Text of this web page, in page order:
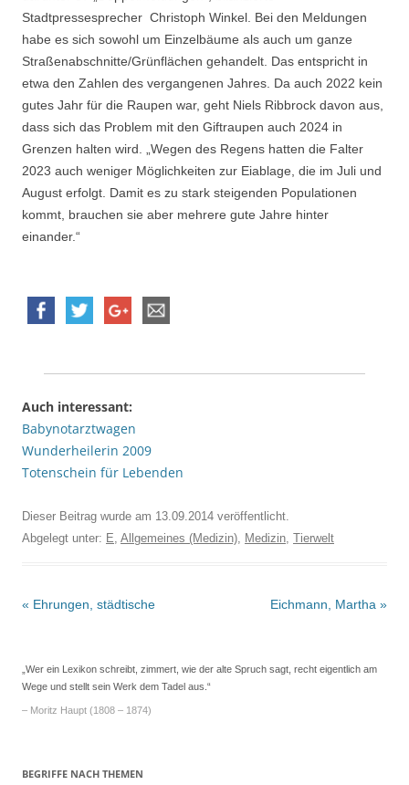
Stadtpressesprecher Christoph Winkel. Bei den Meldungen
habe es sich sowohl um Einzelbäume als auch um ganze
Straßenabschnitte/Grünflächen gehandelt. Das entspricht in
etwa den Zahlen des vergangenen Jahres. Da auch 2022 kein
gutes Jahr für die Raupen war, geht Niels Ribbrock davon aus,
dass sich das Problem mit den Giftraupen auch 2024 in
Grenzen halten wird. „Wegen des Regens hatten die Falter
2023 auch weniger Möglichkeiten zur Eiablage, die im Juli und
August erfolgt. Damit es zu stark steigenden Populationen
kommt, brauchen sie aber mehrere gute Jahre hinter
einander.“
Auch interessant:
Babynotarztwagen
Wunderheilerin 2009
Totenschein für Lebenden
Dieser Beitrag wurde am 13.09.2014 veröffentlicht.
Abgelegt unter: E, Allgemeines (Medizin), Medizin, Tierwelt
Beitrags-
« Ehrungen, städtische Eichmann, Martha »
„Wer ein Lexikon schreibt, zimmert, wie der alte Spruch sagt, recht eigentlich am
Wege und stellt sein Werk dem Tadel aus.“
– Moritz Haupt (1808 – 1874)
BEGRIFFE NACH THEMEN